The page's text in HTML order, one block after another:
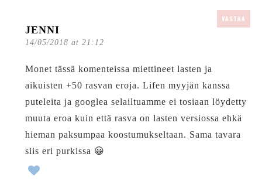
JENNI
14/05/2018 at 21:12
VASTAA
Monet tässä komenteissa miettineet lasten ja
aikuisten +50 rasvan eroja. Lifen myyjän kanssa
puteleita ja googlea selailtuamme ei tosiaan löydetty
muuta eroa kuin että rasva on lasten versiossa ehkä
hieman paksumpaa koostumukseltaan. Sama tavara
siis eri purkissa 😀